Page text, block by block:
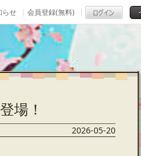
らせ 会員登録(無料)
場！
2026-05-20